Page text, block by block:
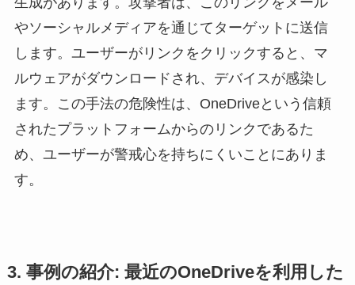
やソーシャルメディアを通じてターゲットに送信
します。ユーザーがリンクをクリックすると、マ
ルウェアがダウンロードされ、デバイスが感染し
ます。この手法の危険性は、OneDriveという信頼
されたプラットフォームからのリンクであるた
め、ユーザーが警戒心を持ちにくいことにありま
す。
3. 事例の紹介: 最近のOneDriveを利用した